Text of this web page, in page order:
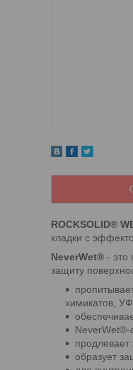
ROCKSOLID®
кладки с
NeverWet® - это
защиту
химикатов,
NeverWet®-
продлевает
образует